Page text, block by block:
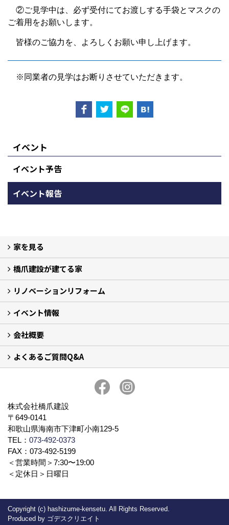
②ご見学中は、必ず受付にてお渡しする手袋とマスクの
ご着用をお願いします。
皆様のご協力を、よろしくお願い申し上げます。
※同業者の見学はお断りさせていただきます。
イベント
イベント予告
イベント報告
家を見る
フォトギャラリー
現場レポート
完工事例
橋爪建設が建てる家
家づくりの流れ
リノベーションリフォーム
リノベーション事例集
リフォーム事例集
イベント情報
イベント予告
イベント報告
会社概要
会社案内
アクセス
プライバシーポリシー
社長ブログ
スタッフ紹介
よくあるご質問Q&A
株式会社橋爪建設
〒649-0141
和歌山県海南市下津町小南129-5
TEL： 073-492-0373
FAX：073-492-5199
＜営業時間＞7:30〜19:00
＜定休日＞日曜日
Copyright (c) hashizume-kensetu. All Rights Reserved.
Produced by ゴデスクリエイト